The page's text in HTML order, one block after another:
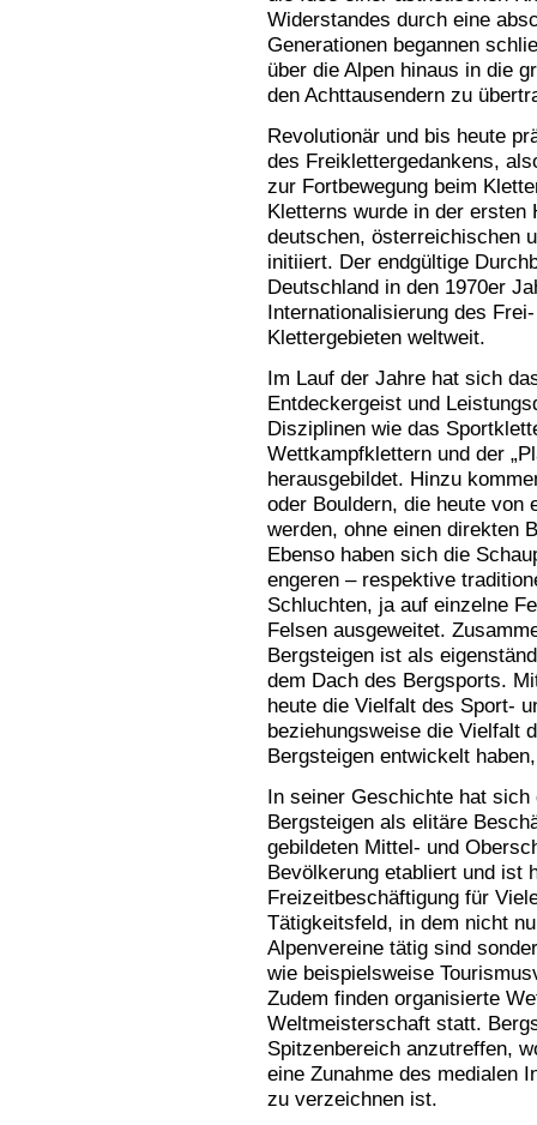
Widerstandes durch eine
Generationen begannen
über die Alpen hinaus in die
den Achttausendern zu
Revolutionär und bis heute
des Freiklettergedankens,
zur Fortbewegung beim
Kletterns wurde in der ersten
deutschen, österreichischen
initiiert. Der endgültige
Deutschland in den 1970er
Internationalisierung des
Klettergebieten weltweit.
Im Lauf der Jahre hat sich
Entdeckergeist und
Disziplinen wie das
Wettkampfklettern und der
herausgebildet. Hinzu
oder Bouldern, die heute von
werden, ohne einen direkten
Ebenso haben sich die
engeren – respektive
Schluchten, ja auf einzelne
Felsen ausgeweitet.
Bergsteigen ist als
dem Dach des Bergsports.
heute die Vielfalt des Sport-
beziehungsweise die Vielfalt
Bergsteigen entwickelt
In seiner Geschichte hat
Bergsteigen als elitäre
gebildeten Mittel- und
Bevölkerung etabliert und ist
Freizeitbeschäftigung für
Tätigkeitsfeld, in dem nicht
Alpenvereine tätig sind
wie beispielsweise
Zudem finden organisierte
Weltmeisterschaft statt.
Spitzenbereich anzutreffen,
eine Zunahme des medialen
zu verzeichnen ist.